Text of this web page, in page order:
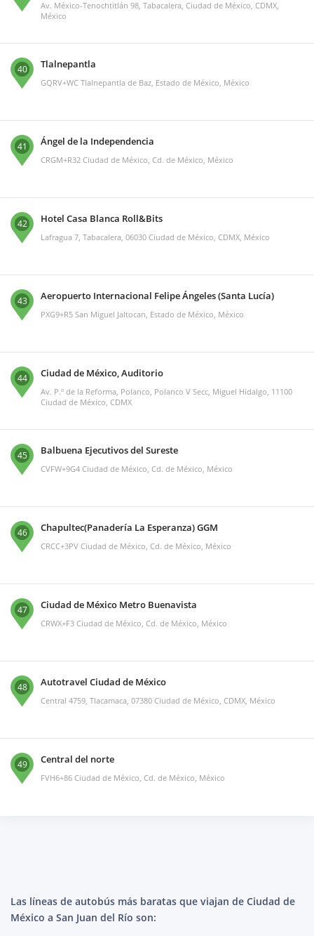
Av. México-Tenochtitlán 98, Tabacalera, Ciudad de México, CDMX,
México
40 Tlalnepantla
GQRV+WC Tlalnepantla de Baz, Estado de México, México
41 Ángel de la Independencia
CRGM+R32 Ciudad de México, Cd. de México, México
42 Hotel Casa Blanca Roll&Bits
Lafragua 7, Tabacalera, 06030 Ciudad de México, CDMX, México
43 Aeropuerto Internacional Felipe Ángeles (Santa Lucía)
PXG9+R5 San Miguel Jaltocan, Estado de México, México
44 Ciudad de México, Auditorio
Av. P.º de la Reforma, Polanco, Polanco V Secc, Miguel Hidalgo, 11100
Ciudad de México, CDMX
45 Balbuena Ejecutivos del Sureste
CVFW+9G4 Ciudad de México, Cd. de México, México
46 Chapultec(Panadería La Esperanza) GGM
CRCC+3PV Ciudad de México, Cd. de México, México
47 Ciudad de México Metro Buenavista
CRWX+F3 Ciudad de México, Cd. de México, México
48 Autotravel Ciudad de México
Central 4759, Tlacamaca, 07380 Ciudad de México, CDMX, México
49 Central del norte
FVH6+86 Ciudad de México, Cd. de México, México
Las líneas de autobús más baratas que viajan de Ciudad de
México a San Juan del Río son: